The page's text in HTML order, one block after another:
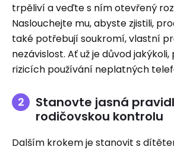
trpěliví a veďte s ním otevřený
Naslouchejte mu, abyste zjistili,
také potřebují soukromí, vlastní
nezávislost. Ať už je důvod
rizicích používání neplatných
Stanovte jasná
rodičovskou kontrolu
Dalším krokem je stanovit s